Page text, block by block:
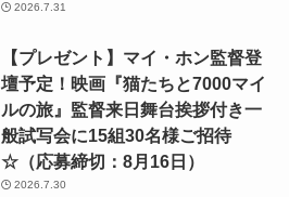
2026.7.31
【プレゼント】マイ・ホン監督登
壇予定！映画『猫たちと7000マイ
ルの旅』監督来日舞台挨拶付き一
般試写会に15組30名様ご招待
☆（応募締切：8月16日）
2026.7.30